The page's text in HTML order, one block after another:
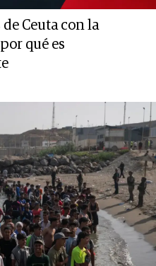
Ceuta con la
qué es